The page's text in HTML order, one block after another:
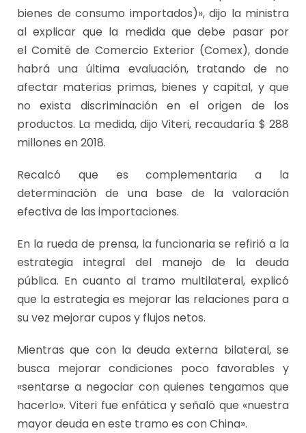
bienes de consumo importados)», dijo la ministra
al explicar que la medida que debe pasar por
el Comité de Comercio Exterior (Comex), donde
habrá una última evaluación, tratando de no
afectar materias primas, bienes y capital, y que
no exista discriminación en el origen de los
productos. La medida, dijo Viteri, recaudaría $ 288
millones en 2018.
Recalcó que es complementaria a la
determinación de una base de la valoración
efectiva de las importaciones.
En la rueda de prensa, la funcionaria se refirió a la
estrategia integral del manejo de la deuda
pública. En cuanto al tramo multilateral, explicó
que la estrategia es mejorar las relaciones para a
su vez mejorar cupos y flujos netos.
Mientras que con la deuda externa bilateral, se
busca mejorar condiciones poco favorables y
«sentarse a negociar con quienes tengamos que
hacerlo». Viteri fue enfática y señaló que «nuestra
mayor deuda en este tramo es con China».